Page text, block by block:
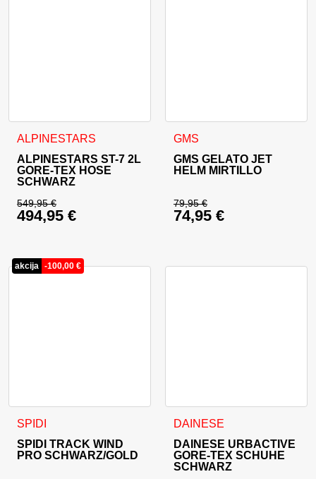
ALPINESTARS
ALPINESTARS ST-7 2L
GORE-TEX HOSE
SCHWARZ
549,95€
Ursprünglicher Preis war: 549,95 €
494,95 €
Dieses Produkt weist mehrere Varianten auf. Die Optionen
GMS
GMS GELATO JET
HELM MIRTILLO
79,95€
Ursprünglicher
74,95 €
Dieses Produkt weist
akcija -100,00 €
SPIDI
SPIDI TRACK WIND
PRO SCHWARZ/GOLD
Dieses Produkt weist mehrere Varianten auf. Die Optionen
DAINESE
DAINESE URBACTIVE
GORE-TEX SCHUHE
SCHWARZ
Dieses Produkt weist